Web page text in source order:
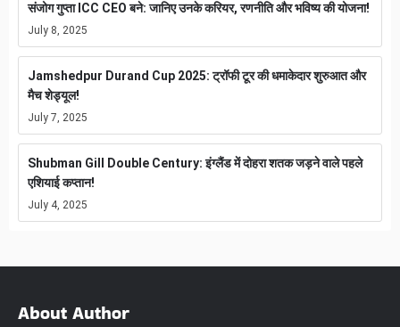
संजोग गुप्ता ICC CEO बने: जानिए उनके करियर, रणनीति और भविष्य की योजना!
July 8, 2025
Jamshedpur Durand Cup 2025: ट्रॉफी टूर की धमाकेदार शुरुआत और
मैच शेड्यूल!
July 7, 2025
Shubman Gill Double Century: इंग्लैंड में दोहरा शतक जड़ने वाले पहले
एशियाई कप्तान!
July 4, 2025
About Author